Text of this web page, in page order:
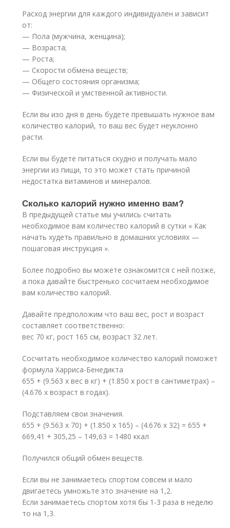
Расход энергии для каждого индивидуален и зависит
от:
— Пола (мужчина, женщина);
— Возраста;
— Роста;
— Скорости обмена веществ;
— Общего состояния организма;
— Физической и умственной активности.
Если вы изо дня в день будете превышать нужное вам
количество калорий, то ваш вес будет неуклонно
расти.
Если вы будете питаться скудно и получать мало
энергии из пищи, то это может стать причиной
недостатка витаминов и минералов.
Сколько калорий нужно именно вам?
В предыдущей статье мы учились считать
необходимое вам количество калорий в сутки « Как
начать худеть правильно в домашних условиях —
пошаговая инструкция ».
Более подробно вы можете ознакомится с ней позже,
а пока давайте быстренько сосчитаем необходимое
вам количество калорий.
Давайте предположим что ваш вес, рост и возраст
составляет соответственно:
вес 70 кг, рост 165 см, возраст 32 лет.
Сосчитать необходимое количество калорий поможет
формула Харриса-Бенедикта
655 + (9.563 x вес в кг) + (1.850 x рост в сантиметрах) –
(4.676 x возраст в годах).
Подставляем свои значения.
655 + (9.563 x 70) + (1.850 x 165) – (4.676 x 32) = 655 +
669,41 + 305,25 – 149,63 = 1480 ккал
Получился общий обмен веществ.
Если вы не занимаетесь спортом совсем и мало
двигаетесь умножьте это значение на 1,2.
Если занимаетесь спортом хотя бы 1-3 раза в неделю
то на 1,3.